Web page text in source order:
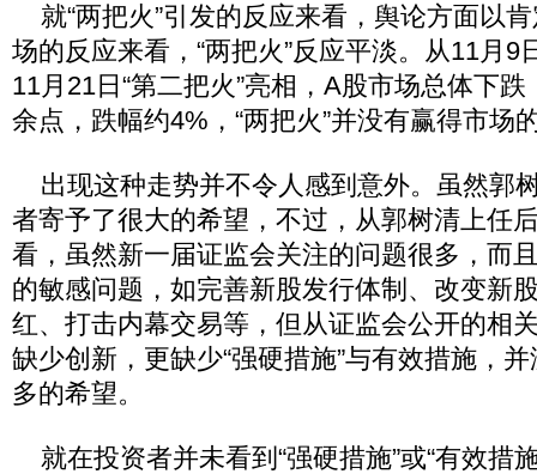
就“两把火”引发的反应来看，舆论方面以
场的反应来看，“两把火”反应平淡。从11月9
11月21日“第二把火”亮相，A股市场总体下
余点，跌幅约4%，“两把火”并没有赢得市场
出现这种走势并不令人感到意外。虽然郭
者寄予了很大的希望，不过，从郭树清上任
看，虽然新一届证监会关注的问题很多，而
的敏感问题，如完善新股发行体制、改变新
红、打击内幕交易等，但从证监会公开的相
缺少创新，更缺少“强硬措施”与有效措施，
多的希望。
就在投资者并未看到“强硬措施”或“有效措